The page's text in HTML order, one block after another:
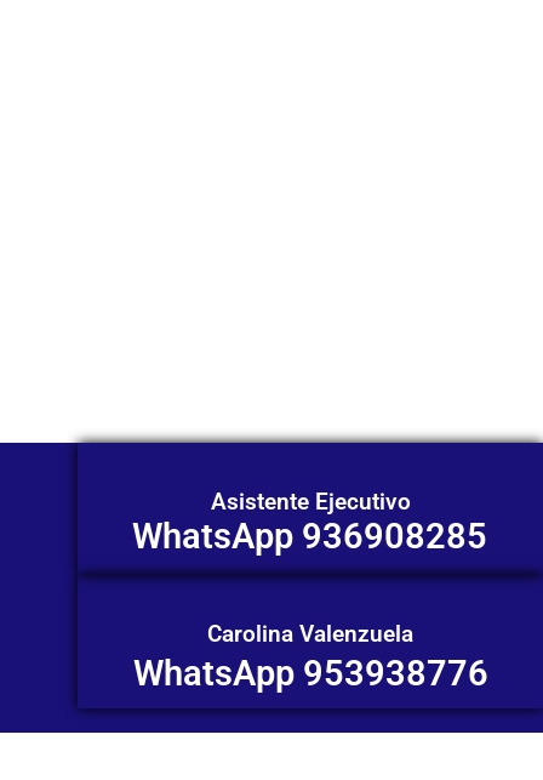
Asistente Ejecutivo
WhatsApp 936908285
Carolina Valenzuela
WhatsApp 953938776